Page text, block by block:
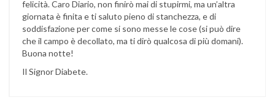
felicità. Caro Diario, non finirò mai di stupirmi, ma un’altra
giornata è finita e ti saluto pieno di stanchezza, e di
soddisfazione per come si sono messe le cose (si può dire
che il campo è decollato, ma ti dirò qualcosa di più domani).
Buona notte!
Il Signor Diabete.